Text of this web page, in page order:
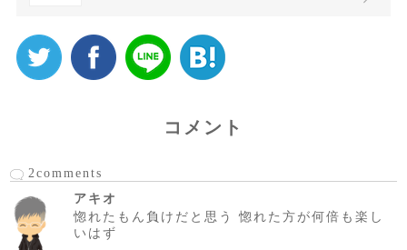
コメント
2comments
アキオ
惚れたもん負けだと思う 惚れた方が何倍も楽し
いはず